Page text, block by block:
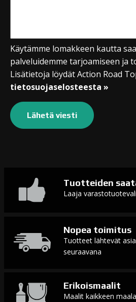
Käytämme lomakkeen kautta
palveluidemme tarjoamiseen ja
Lisätietoja löydät Action Road
tietosuojaselosteesta »
Tuotteiden
Laaja
Nopea toimitus
Tuotteet lähtevät
seuraavana
Erikoismaalit
Maalit kaikkeen